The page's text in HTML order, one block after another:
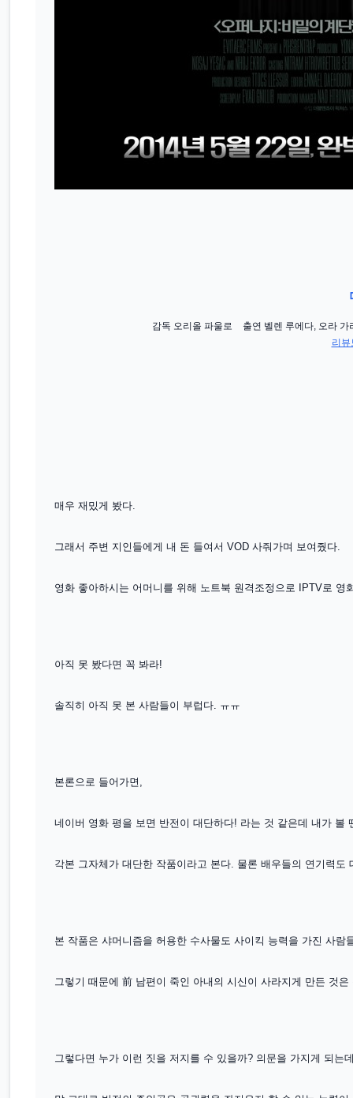
감독 오리올 파울로 출연 벨렌 루에다, 오라
리뷰
매우 재밌게 봤다.
그래서 주변 지인들에게 내 돈 들여서 VOD 사줘가며 보여줬다.
영화 좋아하시는 어머니를 위해 노트북 원격조정으로 IPTV로 영
아직 못 봤다면 꼭 봐라!
솔직히 아직 못 본 사람들이 부럽다. ㅠㅠ
본론으로 들어가면,
네이버 영화 평을 보면 반전이 대단하다! 라는 것 같은데 내가 볼
각본 그자체가 대단한 작품이라고 본다. 물론 배우들의 연기력도
본 작품은 샤머니즘을 허용한 수사물도 사이킥 능력을 가진 사람
그렇기 때문에 前 남편이 죽인 아내의 시신이 사라지게 만든 것
그렇다면 누가 이런 짓을 저지를 수 있을까? 의문을 가지게 되는